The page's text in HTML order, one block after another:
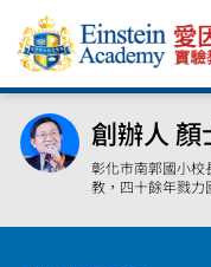
創辦人 顏
彰化市南郭國小校
教，四十餘年戮力